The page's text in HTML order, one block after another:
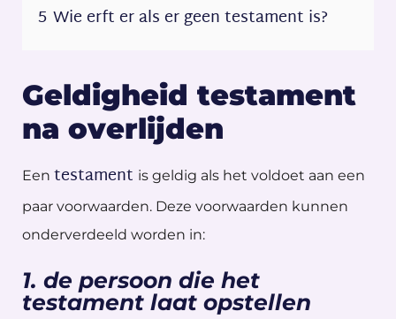
5 Wie erft er als er geen testament is?
Geldigheid testament
na overlijden
Een testament is geldig als het voldoet aan een
paar voorwaarden. Deze voorwaarden kunnen
onderverdeeld worden in:
1. de persoon die het
testament laat opstellen